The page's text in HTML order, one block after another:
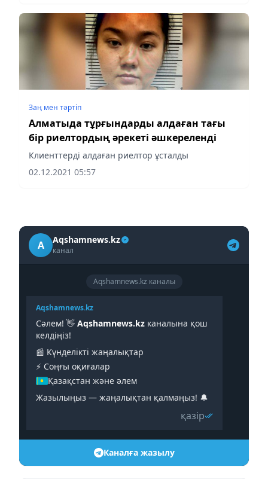
Заң мен тəртіп
Алматыда тұрғындарды алдаған тағы
бір риелтордың әрекеті әшкереленді
Клиенттерді алдаған риелтор ұсталды
02.12.2021 05:57
A Aqshamnews.kz
канал
Aqshamnews.kz каналы
Aqshamnews.kz
Сәлем! 👋 Aqshamnews.kz каналына қош
келдіңіз!
📰 Күнделікті жаңалықтар
⚡️ Соңғы оқиғалар
Қазақстан және әлем
Жазылыңыз — жаңалықтан қалмаңыз! 🔔
қазір
Каналға жазылу